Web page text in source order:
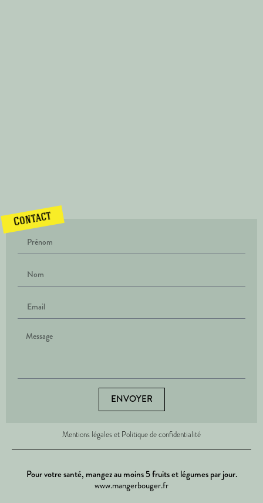
Contact
ENVOYER
Mentions légales et Politique de confidentialité
Pour votre santé, mangez au moins 5 fruits et légumes par jour.
www.mangerbouger.fr